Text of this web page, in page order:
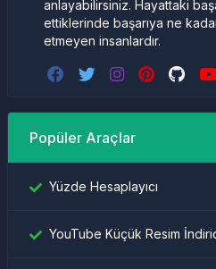
anlayabilirsiniz. Hayattaki
ettiklerinde başarıya ne
etmeyen insanlardır.
Popüler Araçlar
Yüzde Hesaplayıcı
YouTube Küçük Resim